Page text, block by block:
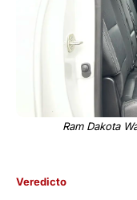
Ram Dakota
Veredicto